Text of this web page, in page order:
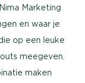
Marketing
en waar je
op een leuke
meegeven.
maken